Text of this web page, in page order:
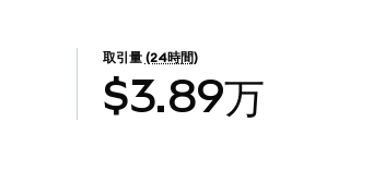
取引量 (24時間)
$3.89万